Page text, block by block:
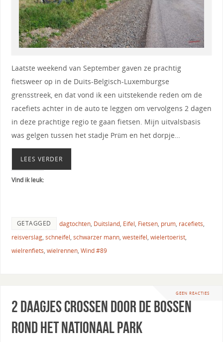
Laatste weekend van September gaven ze prachtig
fietsweer op in de Duits-Belgisch-Luxemburgse
grensstreek, en dat vond ik een uitstekende reden om de
racefiets achter in de auto te leggen om vervolgens 2 dagen
in deze prachtige regio te gaan fietsen. Mijn uitvalsbasis
was gelgen tussen het stadje Prüm en het dorpje…
LEES VERDER
Vind ik leuk:
GETAGGED dagtochten, Duitsland, Eifel, Fietsen, prum, racefiets,
reisverslag, schneifel, schwarzer mann, westeifel, wielertoerist,
wielrenfiets, wielrennen, Wind #89
GEEN REACTIES
2 daagjes crossen door de bossen
rond het Nationaal park